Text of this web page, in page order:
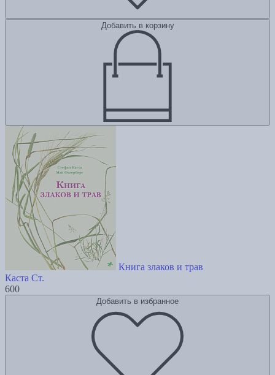
Добавить в корзину
Книга злаков и трав
Каста Ст.
600
Добавить в избранное